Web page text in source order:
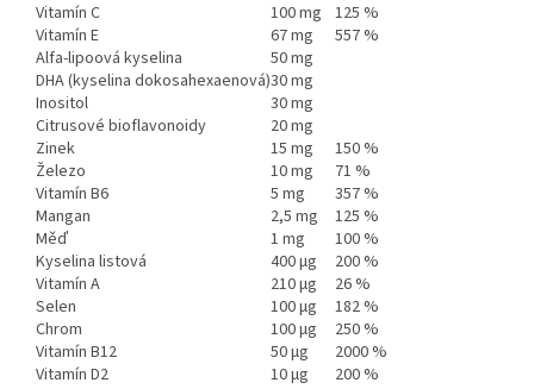
Vitamín C
100 mg 125 %
Vitamín E
67 mg
557 %
Alfa-lipoová kyselina
50 mg
DHA (kyselina dokosahexaenová)30 mg
Inositol
30 mg
Citrusové bioflavonoidy
20 mg
Zinek
15 mg
150 %
Železo
10 mg
71 %
Vitamín B6
5 mg
357 %
Mangan
2,5 mg
125 %
Měď
1 mg
100 %
Kyselina listová
400 µg
200 %
Vitamín A
210 µg
26 %
Selen
100 µg
182 %
Chrom
100 µg
250 %
Vitamín B12
50 µg
2000 %
Vitamín D2
10 µg
200 %